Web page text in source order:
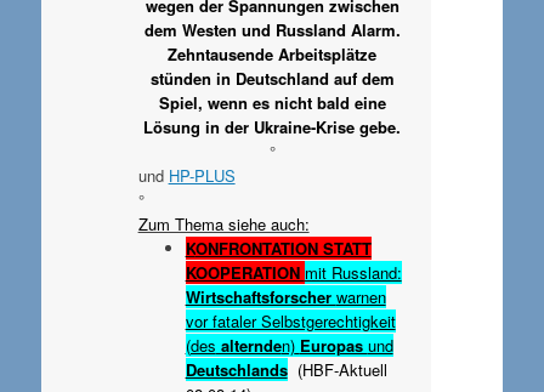
wegen der Spannungen zwischen
dem Westen und Russland Alarm.
Zehntausende Arbeitsplätze
stünden in Deutschland auf dem
Spiel, wenn es nicht bald eine
Lösung in der Ukraine-Krise gebe.
°
und HP-PLUS
°
Zum Thema siehe auch:
KONFRONTATION STATT
KOOPERATION mit Russland:
Wirtschaftsforscher warnen
vor fataler Selbstgerechtigkeit
(des alternden) Europas und
Deutschlands(HBF-Aktuell